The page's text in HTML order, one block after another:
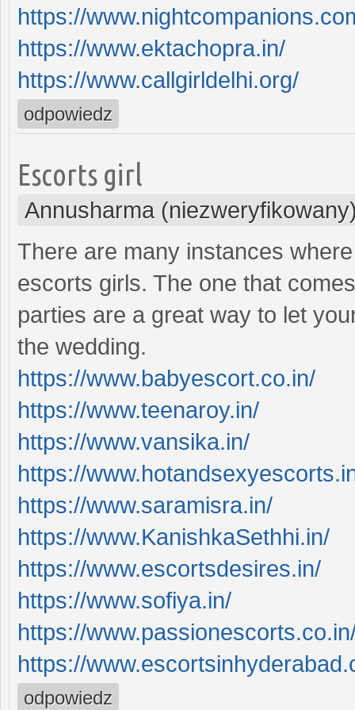
https://
https://www.ektachopra.in/
https://www.callgirldelhi.org/
odpowiedz
Escorts girl
Annusharma
There are many instances
escorts girls. The one that
parties are a great way to let
the wedding.
https://www.babyescort.co.in/
https://www.teenaroy.in/
https://www.vansika.in/
https://
https://www.saramisra.in/
https://www.KanishkaSethhi.in/
https://www.escortsdesires.in/
https://www.sofiya.in/
https://
https://
odpowiedz